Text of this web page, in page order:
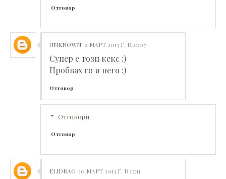
Отговор
UNKNOWN 9 МАРТ 2013 Г. В 21:07
Супер е този кекс :)
Пробвах го и него :)
Отговор
Отговори
Отговор
ELIDRAG 10 МАРТ 2013 Г. В 12:11